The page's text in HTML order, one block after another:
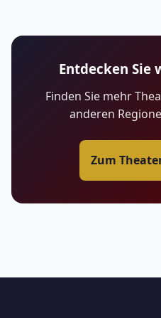
Entdecken Sie
Finden Sie mehr
anderen
Zum